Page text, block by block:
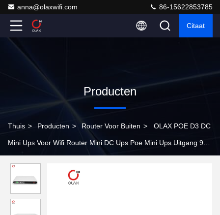
anna@olaxwifi.com 86-15622853785
Citaat
Producten
Thuis > Producten > Router Voor Buiten > OLAX POE D3 DC
Mini Ups Voor Wifi Router Mini DC Ups Poe Mini Ups Uitgang 9v